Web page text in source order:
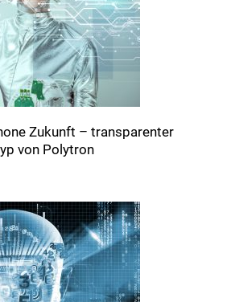
Zukunft – transparenter
von Polytron